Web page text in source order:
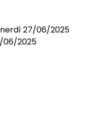
27/06/2025
06/2025